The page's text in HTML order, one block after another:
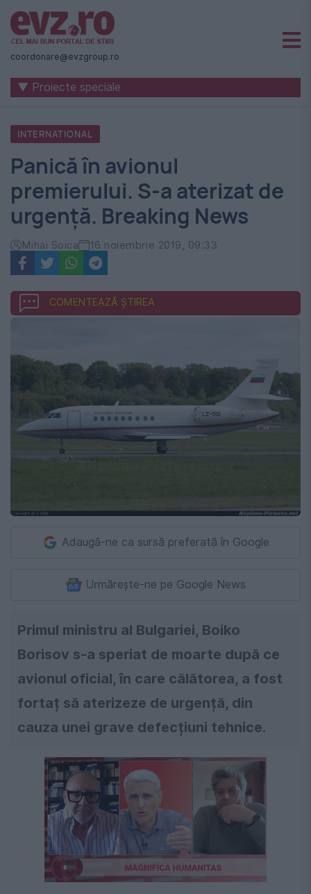
Știri
naționale
internaționale
România
-
Evenimentul
Zilei
coordonare@evzgroup.ro
▼ Proiecte speciale
INTERNATIONAL
Panică în avionul
premierului. S-a aterizat de
urgență. Breaking News
Mihai Soica 16 noiembrie 2019, 09:33
COMENTEAZĂ ȘTIREA
Adaugă-ne ca sursă preferată în Google
Urmărește-ne pe Google News
Primul ministru al Bulgariei, Boiko
Borisov s-a speriat de moarte după ce
avionul oficial, în care călătorea, a fost
fortaț să aterizeze de urgență, din
cauza unei grave defecțiuni tehnice.